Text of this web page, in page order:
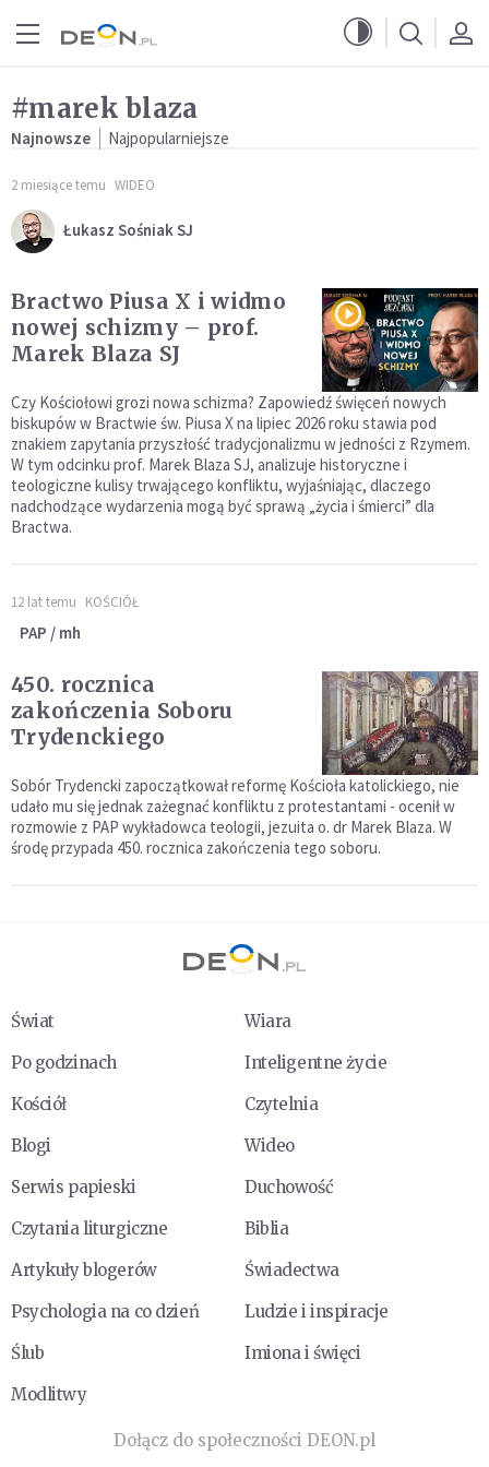
#marek blaza
Najnowsze Najpopularniejsze
2 miesiące temu WIDEO
Łukasz Sośniak SJ
Bractwo Piusa X i widmo
nowej schizmy – prof.
Marek Blaza SJ
Czy Kościołowi grozi nowa schizma? Zapowiedź święceń nowych
biskupów w Bractwie św. Piusa X na lipiec 2026 roku stawia pod
znakiem zapytania przyszłość tradycjonalizmu w jedności z Rzymem.
W tym odcinku prof. Marek Blaza SJ, analizuje historyczne i
teologiczne kulisy trwającego konfliktu, wyjaśniając, dlaczego
nadchodzące wydarzenia mogą być sprawą „życia i śmierci” dla
Bractwa.
12 lat temu KOŚCIÓŁ
PAP / mh
450. rocznica
zakończenia Soboru
Trydenckiego
Sobór Trydencki zapoczątkował reformę Kościoła katolickiego, nie
udało mu się jednak zażegnać konfliktu z protestantami - ocenił w
rozmowie z PAP wykładowca teologii, jezuita o. dr Marek Blaza. W
środę przypada 450. rocznica zakończenia tego soboru.
Świat
Wiara
Po godzinach
Inteligentne życie
Kościół
Czytelnia
Blogi
Wideo
Serwis papieski
Duchowość
Czytania liturgiczne
Biblia
Artykuły blogerów
Świadectwa
Psychologia na co dzień
Ludzie i inspiracje
Ślub
Imiona i święci
Modlitwy
Dołącz do społeczności DEON.pl